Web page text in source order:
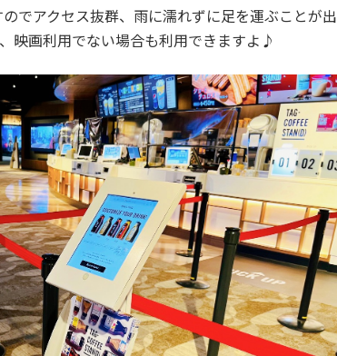
でアクセス抜群、雨に濡れずに足を運ぶことが出
映画利用でない場合も利用できますよ♪